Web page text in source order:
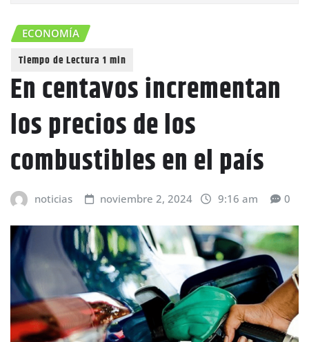
ECONOMÍA
En centavos incrementan
los precios de los
combustibles en el país
noticias noviembre 2, 2024 9:16 am 0